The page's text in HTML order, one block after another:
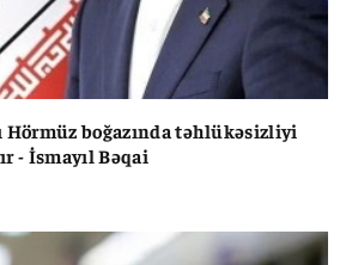
Hörmüz boğazında təhlükəsizliyi
- İsmayıl Bəqai